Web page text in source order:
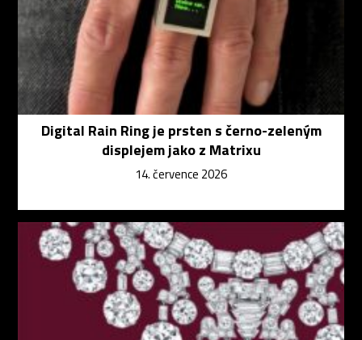
Digital Rain Ring je prsten s černo-zeleným
displejem jako z Matrixu
14. července 2026